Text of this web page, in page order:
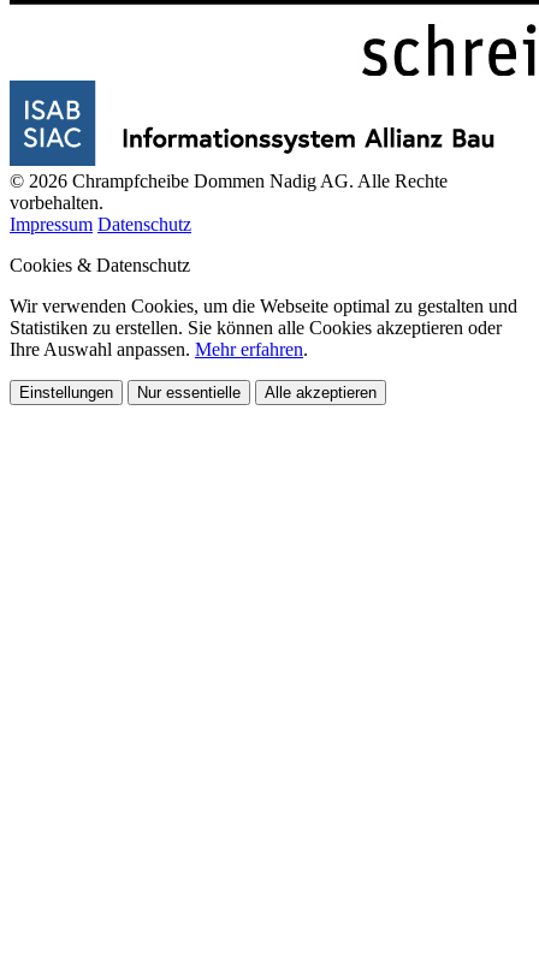
© 2026 Chrampfcheibe Dommen Nadig AG. Alle Rechte
vorbehalten.
Impressum Datenschutz
Cookies & Datenschutz
Wir verwenden Cookies, um die Webseite optimal zu gestalten und
Statistiken zu erstellen. Sie können alle Cookies akzeptieren oder
Ihre Auswahl anpassen. Mehr erfahren.
Einstellungen Nur essentielle Alle akzeptieren